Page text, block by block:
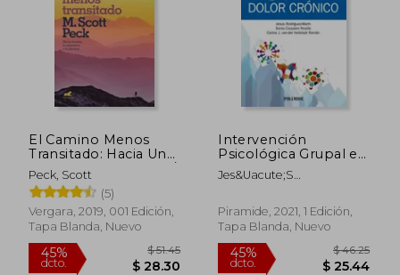
El Camino Menos
Transitado: Hacia Una
Psicología del Amor /
The Road Less
Traveled
Peck, Scott
(5)
Vergara, 2019, 001 Edición,
Tapa Blanda, Nuevo
Intervención
Psicológica Grupal en
Dolor Crónico
Jes&Uacute;S
Mar&Iacute;N; Sonia
Couceiro Rosillo; Carlos J.
Van Der Hofstadt
Rom&Aacute;N
Piramide, 2021, 1 Edición,
Tapa Blanda, Nuevo